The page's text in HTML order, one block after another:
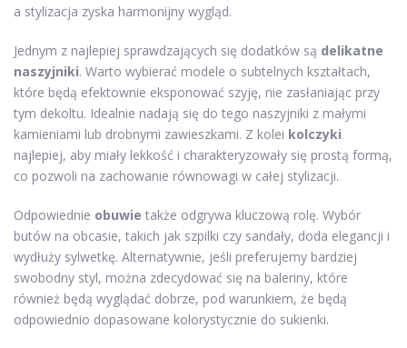
a stylizacja zyska harmonijny wygląd.
Jednym z najlepiej sprawdzających się dodatków są delikatne
naszyjniki. Warto wybierać modele o subtelnych kształtach,
które będą efektownie eksponować szyję, nie zasłaniając przy
tym dekoltu. Idealnie nadają się do tego naszyjniki z małymi
kamieniami lub drobnymi zawieszkami. Z kolei kolczyki
najlepiej, aby miały lekkość i charakteryzowały się prostą formą,
co pozwoli na zachowanie równowagi w całej stylizacji.
Odpowiednie obuwie także odgrywa kluczową rolę. Wybór
butów na obcasie, takich jak szpilki czy sandały, doda elegancji i
wydłuży sylwetkę. Alternatywnie, jeśli preferujemy bardziej
swobodny styl, można zdecydować się na baleriny, które
również będą wyglądać dobrze, pod warunkiem, że będą
odpowiednio dopasowane kolorystycznie do sukienki.